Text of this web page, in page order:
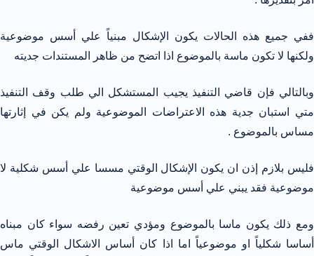
ففي جميع هذه الحالات يكون الإشكال مبنياً علي أسس موضوعية
ولكنها لا تكون ماسة بالموضوع اذا اتضح من ظاهر المستندات جديته
وبالتالي فإن قاضي التنفيذ يجيب المستشكل الي طلب وقف التنفيذ
متي استبان جدية هذه الاعتراضات الموضوعية ولم يكن في إثارتها
مساس بالموضوع .
فليس بلازم إذن ان يكون الإشكال الوقتي مسسا علي أسس شكلية لا
موضوعية فقد يبني علي أسس موضوعية
ومع ذلك يكون ماسا بالموضوع ومؤدي تعين رفضه سواء كان مبناه
أساسا شكلياً او موضوعياً اما اذا كان أساس الاشكال الوقتي ماس